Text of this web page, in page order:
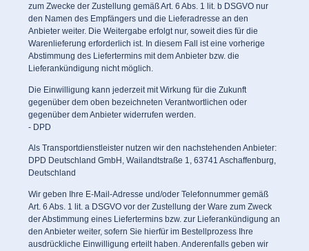
zum Zwecke der Zustellung gemäß Art. 6 Abs. 1 lit. b DSGVO nur
den Namen des Empfängers und die Lieferadresse an den
Anbieter weiter. Die Weitergabe erfolgt nur, soweit dies für die
Warenlieferung erforderlich ist. In diesem Fall ist eine vorherige
Abstimmung des Liefertermins mit dem Anbieter bzw. die
Lieferankündigung nicht möglich.
Die Einwilligung kann jederzeit mit Wirkung für die Zukunft
gegenüber dem oben bezeichneten Verantwortlichen oder
gegenüber dem Anbieter widerrufen werden.
- DPD
Als Transportdienstleister nutzen wir den nachstehenden Anbieter:
DPD Deutschland GmbH, Wailandtstraße 1, 63741 Aschaffenburg,
Deutschland
Wir geben Ihre E-Mail-Adresse und/oder Telefonnummer gemäß
Art. 6 Abs. 1 lit. a DSGVO vor der Zustellung der Ware zum Zweck
der Abstimmung eines Liefertermins bzw. zur Lieferankündigung an
den Anbieter weiter, sofern Sie hierfür im Bestellprozess Ihre
ausdrückliche Einwilligung erteilt haben. Anderenfalls geben wir